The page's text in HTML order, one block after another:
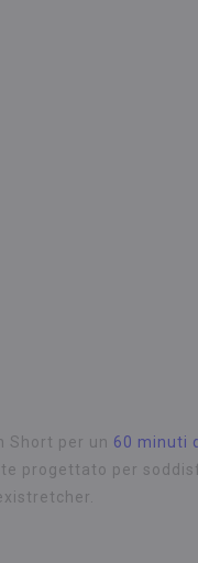
Short per un 60 minuti
progettato per